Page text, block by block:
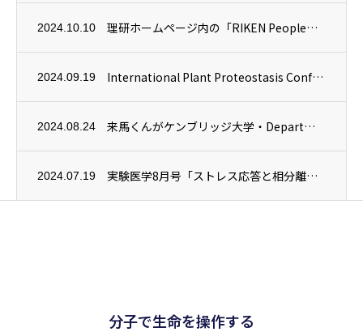
2024.10.10 理研ホームページ内の「RIKEN People」にJeksonさんの紹介記事が掲載され...
2024.09.19 International Plant Proteostasis Conference...
2024.08.24 来馬くんがケンブリッジ大学・Department of Plant ScienceのU...
2024.07.19 実験医学8月号「ストレス応答と相分離」に当チームの研究内容「葉緑体分解とミクロオートフ...
分子で生命を操作する